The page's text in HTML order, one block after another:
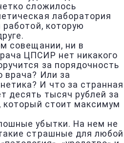
сложилось
лаборатория
работой, которую
совещании, ни в
ЦПСИР нет никакого
за порядочность
врача? Или за
И что за странная
десять тысяч рублей за
который стоит максимум
убытки. На нем не
страшные для любой